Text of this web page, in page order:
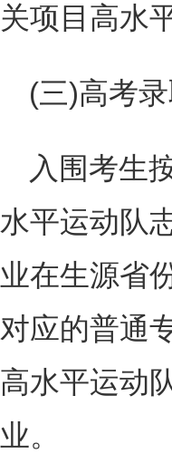
关项目高水
(三)高考
入围考生
水平运动队
业在生源省
对应的普通
高水平运动
业。